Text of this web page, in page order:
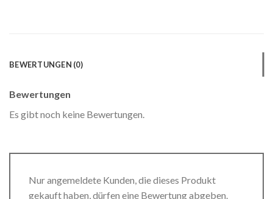
BEWERTUNGEN (0)
Bewertungen
Es gibt noch keine Bewertungen.
Nur angemeldete Kunden, die dieses Produkt
gekauft haben, dürfen eine Bewertung abgeben.